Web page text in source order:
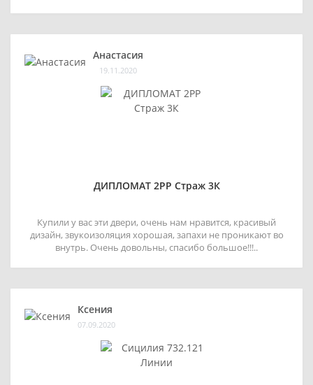
Анастасия
19.11.2020
ДИПЛОМАТ 2РР Страж 3К
Купили у вас эти двери, очень нам нравится, красивый
дизайн, звукоизоляция хорошая, запахи не проникают во
внутрь. Очень довольны, спасибо большое!!!..
Ксения
07.09.2020